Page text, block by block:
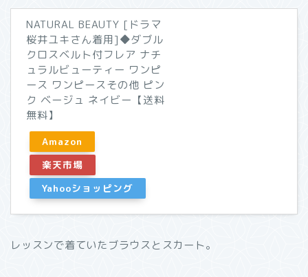
NATURAL BEAUTY [ドラマ
桜井ユキさん着用]◆ダブル
クロスベルト付フレア ナチ
ュラルビューティー ワンピ
ース ワンピースその他 ピン
ク ベージュ ネイビー【送料
無料】
Amazon
楽天市場
Yahooショッピング
レッスンで着ていたブラウスとスカート。